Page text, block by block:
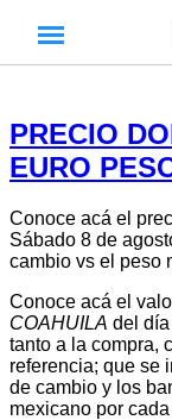
PRECIO
EURO
Conoce acá el
Sábado 8 de
cambio vs el peso
Conoce acá el
COAHUILA del
tanto a la compra,
referencia; que se
de cambio y los
mexicano por cada